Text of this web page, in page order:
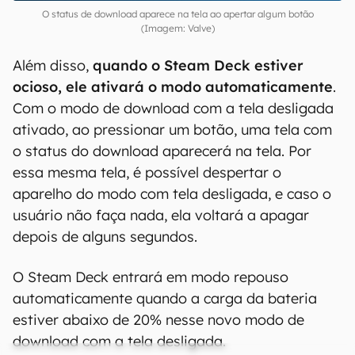
O status de download aparece na tela ao apertar algum botão
(Imagem: Valve)
Além disso, quando o Steam Deck estiver
ocioso, ele ativará o modo automaticamente.
Com o modo de download com a tela desligada
ativado, ao pressionar um botão, uma tela com
o status do download aparecerá na tela. Por
essa mesma tela, é possível despertar o
aparelho do modo com tela desligada, e caso o
usuário não faça nada, ela voltará a apagar
depois de alguns segundos.
O Steam Deck entrará em modo repouso
automaticamente quando a carga da bateria
estiver abaixo de 20% nesse novo modo de
download com a tela desligada.